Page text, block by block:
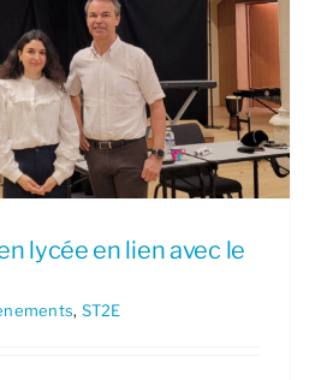
lycée en lien avec le
, ST2E